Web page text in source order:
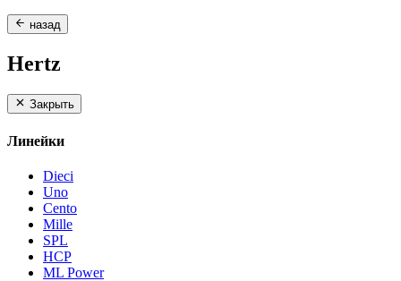
назад
Hertz
Закрыть
Линейки
Dieci
Uno
Cento
Mille
SPL
HCP
ML Power